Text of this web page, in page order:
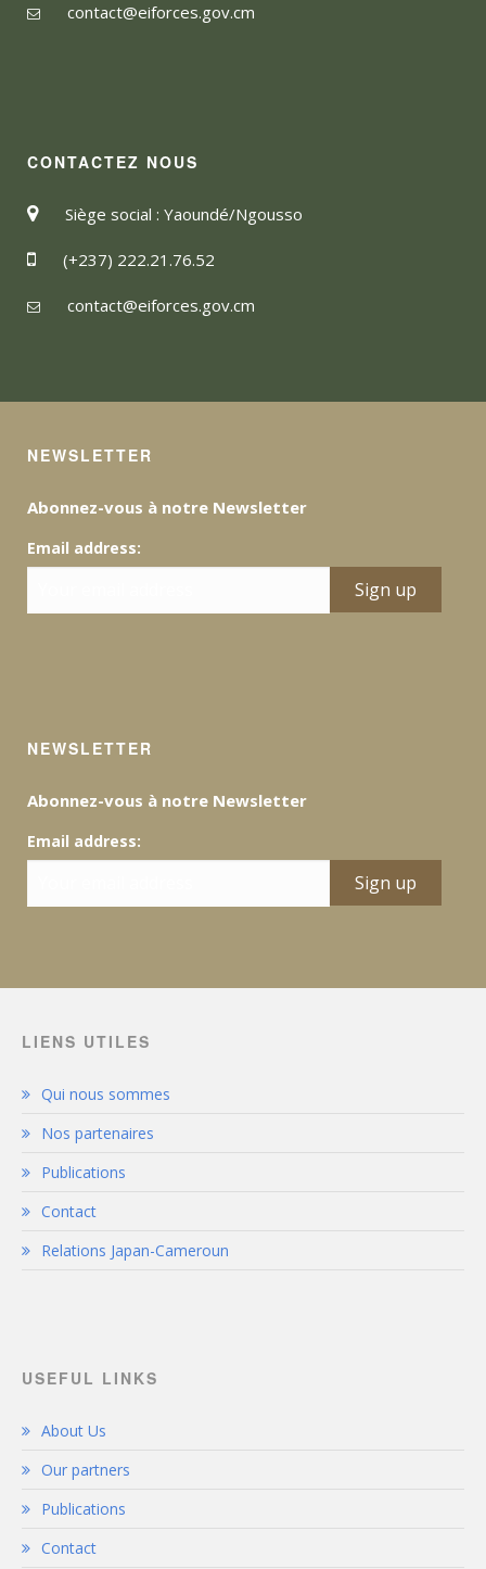
contact@eiforces.gov.cm
CONTACTEZ NOUS
Siège social : Yaoundé/Ngousso
(+237) 222.21.76.52
contact@eiforces.gov.cm
NEWSLETTER
Abonnez-vous à notre Newsletter
Email address:
NEWSLETTER
Abonnez-vous à notre Newsletter
Email address:
LIENS UTILES
Qui nous sommes
Nos partenaires
Publications
Contact
Relations Japan-Cameroun
USEFUL LINKS
About Us
Our partners
Publications
Contact